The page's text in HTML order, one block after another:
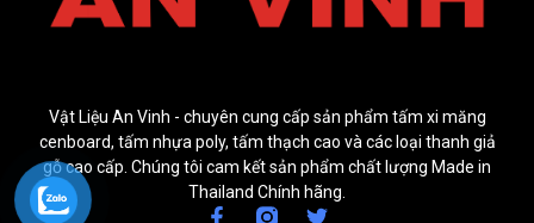
Vật Liệu An Vinh - chuyên cung cấp sản phẩm tấm xi măng
cenboard, tấm nhựa poly, tấm thạch cao và các loại thanh giả
gỗ cao cấp. Chúng tôi cam kết sản phẩm chất lượng Made in
Thailand Chính hãng.